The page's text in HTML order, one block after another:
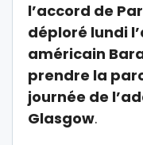
l’accord de
déploré lundi
américain
prendre la
journée de
Glasgow.